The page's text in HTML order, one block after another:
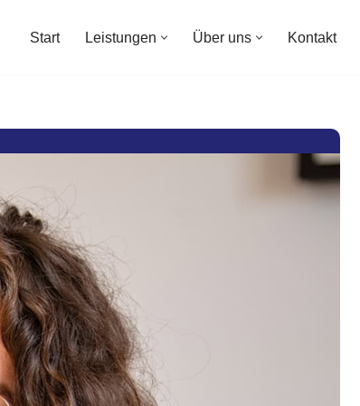
Start Leistungen Über uns Kontakt